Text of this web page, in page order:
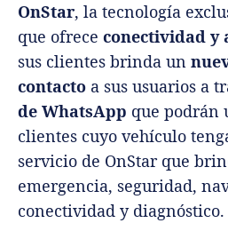
OnStar, la tecnología
que ofrece conectividad y
sus clientes brinda un
contacto a sus usuarios a
de WhatsApp que podrán
clientes cuyo vehículo
servicio de OnStar que
emergencia, seguridad,
conectividad y diagnóstico.